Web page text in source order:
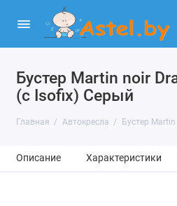
Бустер Martin noir
(с Isofix) Серый
Главная Автокресла Бустер
Описание Характеристики